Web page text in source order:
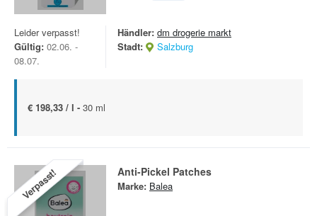
Leider verpasst!
Gültig: 02.06. -
08.07.
Händler: dm drogerie markt
Stadt:
Salzburg
€ 198,33 / l - 30 ml
Verpasst! Anti-Pickel Patches
Marke: Balea